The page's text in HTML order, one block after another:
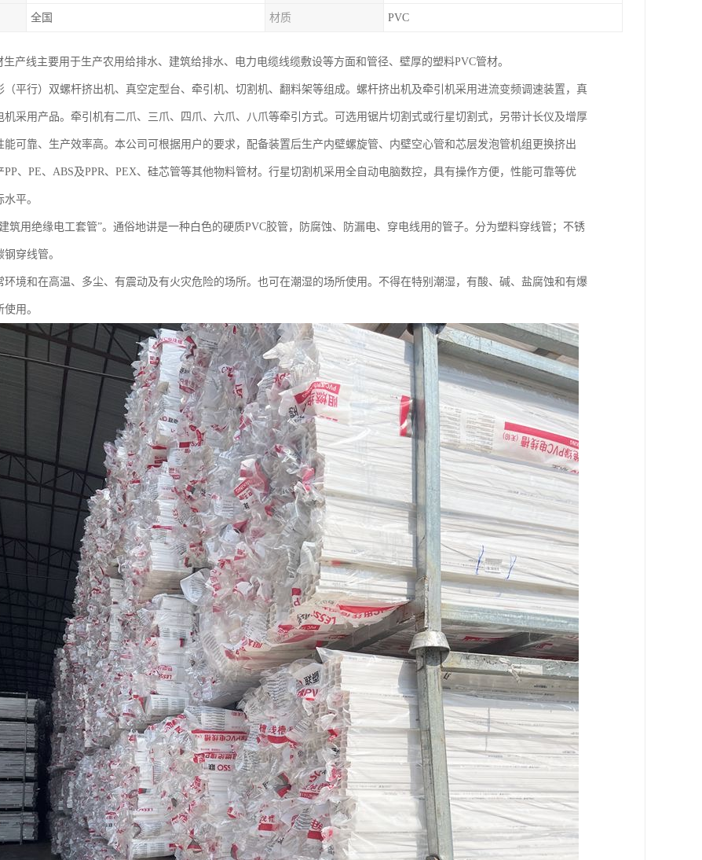
全国 材质 PVC
生产线主要用于生产农用给排水、建筑给排水、电力电缆线缆敷设等方面和管径、壁厚的塑料PVC管材。
（平行）双螺杆挤出机、真空定型台、牵引机、切割机、翻料架等组成。螺杆挤出机及牵引机采用进流变频调速装置，真
机采用产品。牵引机有二爪、三爪、四爪、六爪、八爪等牵引方式。可选用锯片切割式或行星切割式，另带计长仪及增厚
能可靠、生产效率高。本公司可根据用户的要求，配备装置后生产内壁螺旋管、内壁空心管和芯层发泡管机组更换挤出
PP、PE、ABS及PPR、PEX、硅芯管等其他物料管材。行星切割机采用全自动电脑数控，具有操作方便，性能可靠等优
平。
筑用绝缘电工套管”。通俗地讲是一种白色的硬质PVC胶管，防腐蚀、防漏电、穿电线用的管子。分为塑料穿线管；不锈
穿线管。
环境和在高温、多尘、有震动及有火灾危险的场所。也可在潮湿的场所使用。不得在特别潮湿，有酸、碱、盐腐蚀和有爆
用。